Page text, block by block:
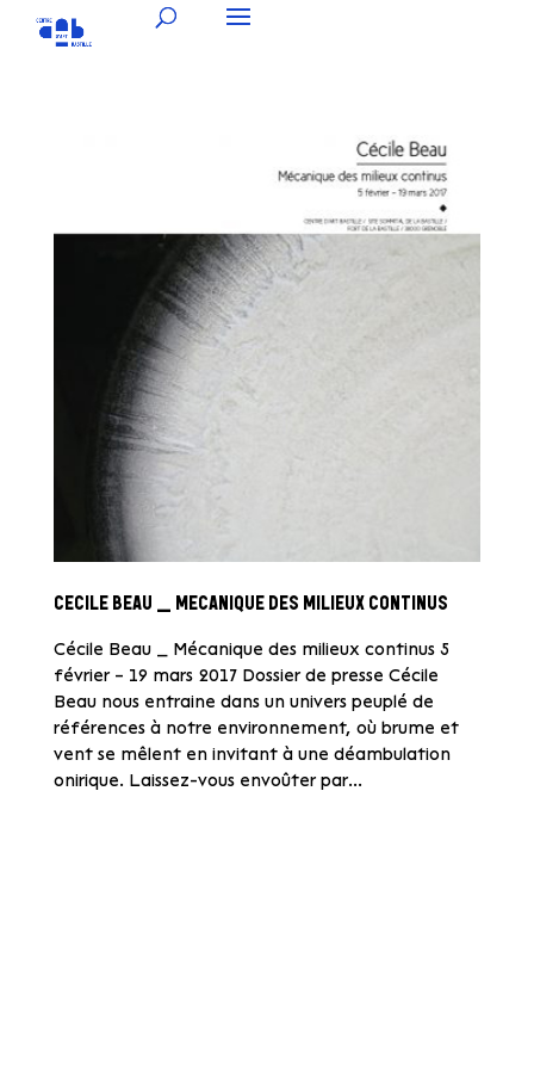
CECILE BEAU _ MECANIQUE DES MILIEUX CONTINUS
Cécile Beau _ Mécanique des milieux continus 5
février – 19 mars 2017 Dossier de presse Cécile
Beau nous entraine dans un univers peuplé de
références à notre environnement, où brume et
vent se mêlent en invitant à une déambulation
onirique. Laissez-vous envoûter par...